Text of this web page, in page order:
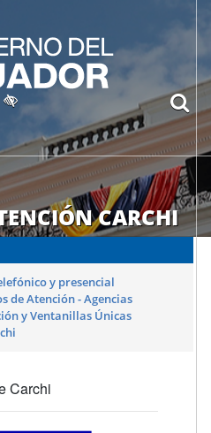
CARCHI
SRI
SRI en YouTube
página de
página de
Activar/quitar contraste
y presencial
de Atención - Agencias
y Ventanillas Únicas
Carchi